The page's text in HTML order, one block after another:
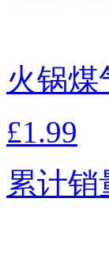
火锅煤
£1.99
累计销